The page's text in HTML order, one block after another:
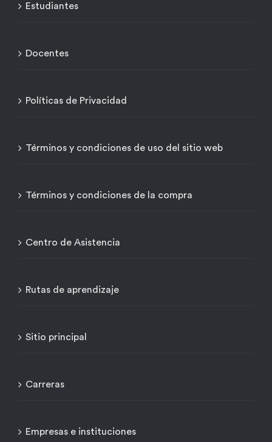
Estudiantes
Docentes
Políticas de Privacidad
Términos y condiciones de uso del sitio web
Términos y condiciones de la compra
Centro de Asistencia
Rutas de aprendizaje
Sitio principal
Carreras
Empresas e instituciones